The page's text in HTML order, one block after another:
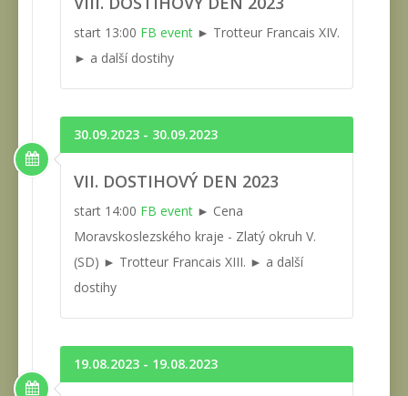
start 13:00 FB event ► Trotteur Francais XIV.
► a další dostihy
30.09.2023 - 30.09.2023
VII. DOSTIHOVÝ DEN 2023
start 14:00 FB event ► Cena
Moravskoslezského kraje - Zlatý okruh V.
(SD) ► Trotteur Francais XIII. ► a další
dostihy
19.08.2023 - 19.08.2023